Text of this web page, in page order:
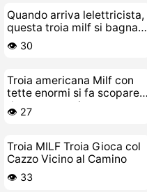
Quando arriva lelettricista,
questa troia milf si bagna e
vuole farsi scopare
👁️ 30
Troia americana Milf con
tette enormi si fa scopare
da un cazzo gigante
👁️ 27
Troia MILF Troia Gioca col
Cazzo Vicino al Camino
👁️ 33